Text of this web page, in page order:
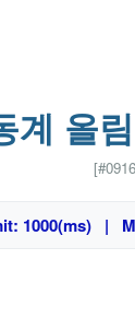
계 올
1000(ms) |